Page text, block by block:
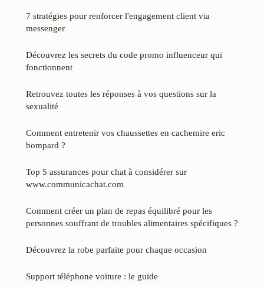
7 stratégies pour renforcer l'engagement client via
messenger
Découvrez les secrets du code promo influenceur qui
fonctionnent
Retrouvez toutes les réponses à vos questions sur la
sexualité
Comment entretenir vos chaussettes en cachemire eric
bompard ?
Top 5 assurances pour chat à considérer sur
www.communicachat.com
Comment créer un plan de repas équilibré pour les
personnes souffrant de troubles alimentaires spécifiques ?
Découvrez la robe parfaite pour chaque occasion
Support téléphone voiture : le guide